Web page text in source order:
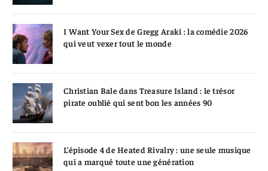
I Want Your Sex de Gregg Araki : la comédie 2026
qui veut vexer tout le monde
Christian Bale dans Treasure Island : le trésor
pirate oublié qui sent bon les années 90
L’épisode 4 de Heated Rivalry : une seule musique
qui a marqué toute une génération